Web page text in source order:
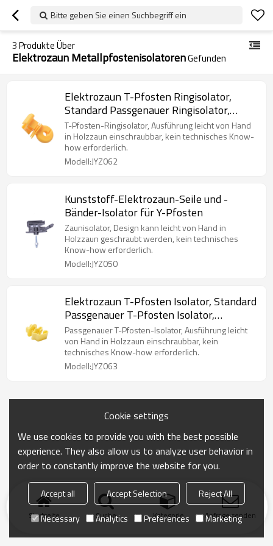
Bitte geben Sie einen Suchbegriff ein
3Produkte Über
Elektrozaun MetallpfostenisolatorenGefunden
Elektrozaun T-Pfosten Ringisolator,
Standard Passgenauer Ringisolator,
Kunststoff, Gelb
T-Pfosten-Ringisolator, Ausführung leicht von Hand
in Holzzaun einschraubbar, kein technisches Know-
how erforderlich.
Modell:JYZ062
Kunststoff-Elektrozaun-Seile und -
Bänder-Isolator für Y-Pfosten
Zaunisolator, Design kann leicht von Hand in
Holzzaun geschraubt werden, kein technisches
Know-how erforderlich.
Modell:JYZ050
Elektrozaun T-Pfosten Isolator, Standard
Passgenauer T-Pfosten Isolator,
Kunststoff, Gelb
Passgenauer T-Pfosten-Isolator, Ausführung leicht
von Hand in Holzzaun einschraubbar, kein
technisches Know-how erforderlich.
Modell:JYZ063
Startseite Suche Kategorie Anfrage senden
Cookie settings
We use cookies to provide you with the best possible
experience. They also allow us to analyze user behavior in
order to constantly improve the website for you.
Accept all Accept Selection
Reject All
Necessary
Analytics Preferences Marketing